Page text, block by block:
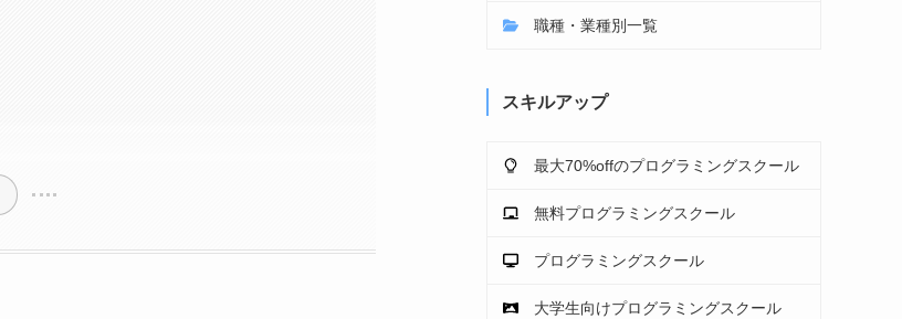
職種・業種別一覧
スキルアップ
最大70%offのプログラミングスクール
無料プログラミングスクール
プログラミングスクール
大学生向けプログラミングスクール